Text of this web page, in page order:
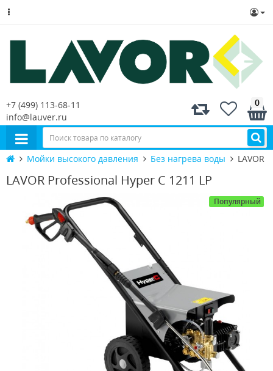
+7 (499) 113-68-11
info@lauver.ru
0
Мойки высокого давления Без нагрева воды LAVOR
LAVOR Professional Hyper C 1211 LP
Популярный